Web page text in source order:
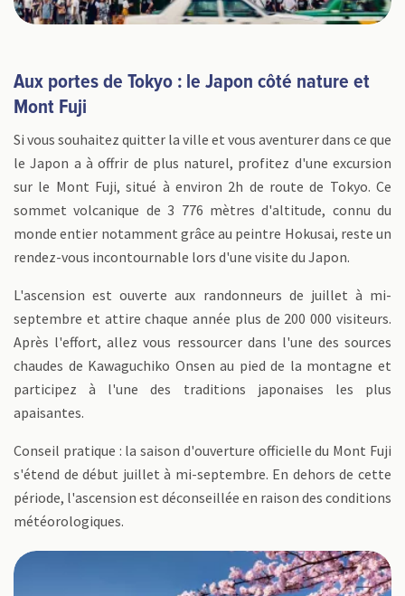
Aux portes de Tokyo : le Japon côté nature et
Mont Fuji
Si vous souhaitez quitter la ville et vous aventurer dans ce que
le Japon a à offrir de plus naturel, profitez d'une excursion
sur le Mont Fuji, situé à environ 2h de route de Tokyo. Ce
sommet volcanique de 3 776 mètres d'altitude, connu du
monde entier notamment grâce au peintre Hokusai, reste un
rendez-vous incontournable lors d'une visite du Japon.
L'ascension est ouverte aux randonneurs de juillet à mi-
septembre et attire chaque année plus de 200 000 visiteurs.
Après l'effort, allez vous ressourcer dans l'une des sources
chaudes de Kawaguchiko Onsen au pied de la montagne et
participez à l'une des traditions japonaises les plus
apaisantes.
Conseil pratique : la saison d'ouverture officielle du Mont Fuji
s'étend de début juillet à mi-septembre. En dehors de cette
période, l'ascension est déconseillée en raison des conditions
météorologiques.